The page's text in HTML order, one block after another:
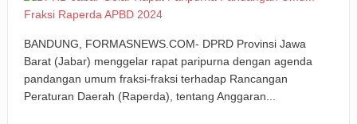
BANDUNG, FORMASNEWS.COM- DPRD Provinsi Jawa
Barat (Jabar) menggelar rapat paripurna dengan agenda
pandangan umum fraksi-fraksi terhadap Rancangan
Peraturan Daerah (Raperda), tentang Anggaran...